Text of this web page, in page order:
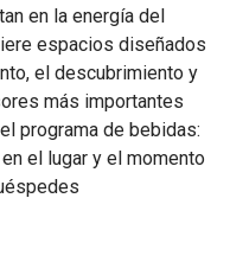
en la energía del
espacios diseñados
el descubrimiento y
más importantes
programa de bebidas:
el lugar y el momento